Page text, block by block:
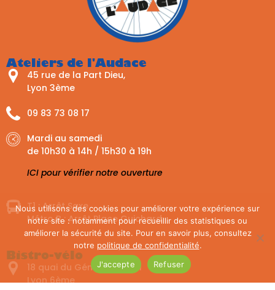
Ateliers de l'Audace
45 rue de la Part Dieu,
Lyon 3ème
09 83 73 08 17
Mardi au samedi
de 10h30 à 14h / 15h30 à 19h
ICI pour vérifier notre ouverture
T1 : Arrêt Saxe
Métro B : Arrêt Place Guichard
Bistro-vélo
18 quai du Général Sarrail
Lyon 6ème
Nous utilisons des cookies pour améliorer votre expérience sur
notre site : notamment pour recueillir des statistiques ou
améliorer la sécurité du site. Pour en savoir plus, consultez
notre politique de confidentialité.
J'accepte
Refuser